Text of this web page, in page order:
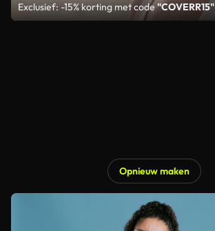
Exclusief: -15% korting met code"COVERR15"
Opnieuw maken